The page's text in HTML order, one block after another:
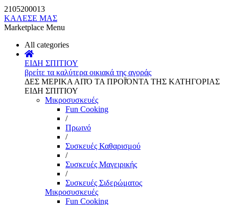
2105200013
ΚΑΛΕΣΕ ΜΑΣ
Marketplace Menu
All categories
ΕΙΔΗ ΣΠΙΤΙΟΥ
βρείτε τα καλύτερα οικιακά της αγοράς
ΔΕΣ ΜΕΡΙΚΑ ΑΠΌ ΤΑ ΠΡΟΪΌΝΤΑ ΤΗΣ ΚΑΤΗΓΟΡΙΑΣ
ΕΙΔΗ ΣΠΙΤΙΟΥ
Μικροσυσκευές
Fun Cooking
/
Πρωινό
/
Συσκευές Καθαρισμού
/
Συσκευές Μαγειρικής
/
Συσκευές Σιδερώματος
Μικροσυσκευές
Fun Cooking